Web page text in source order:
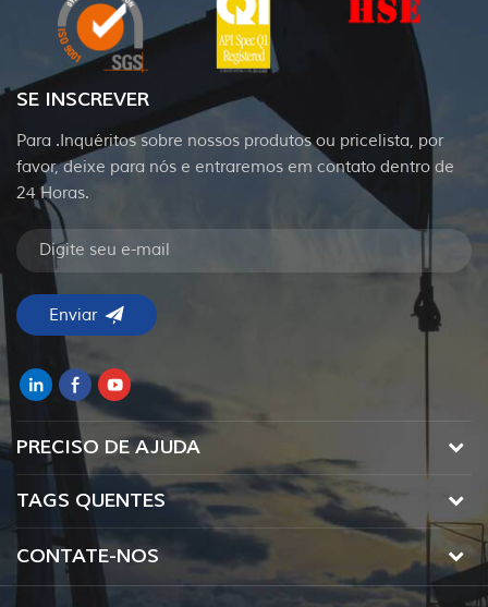
SE INSCREVER
Para .Inquéritos sobre nossos produtos ou pricelista, por
favor, deixe para nós e entraremos em contato dentro de
24 Horas.
PRECISO DE AJUDA
TAGS QUENTES
CONTATE-NOS